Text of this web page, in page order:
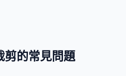
剪的常見問題